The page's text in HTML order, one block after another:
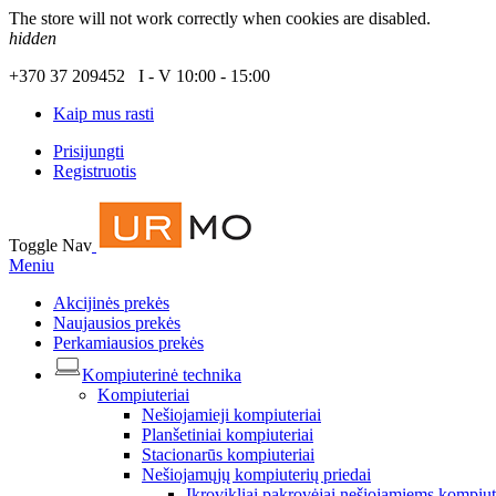
The store will not work correctly when cookies are disabled.
hidden
+370 37 209452 I - V 10:00 - 15:00
Kaip mus rasti
Prisijungti
Registruotis
Toggle Nav
Meniu
Akcijinės prekės
Naujausios prekės
Perkamiausios prekės
Kompiuterinė technika
Kompiuteriai
Nešiojamieji kompiuteriai
Planšetiniai kompiuteriai
Stacionarūs kompiuteriai
Nešiojamųjų kompiuterių priedai